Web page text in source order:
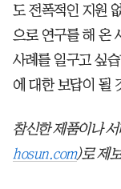
도 전폭적인 지원
으로 연구를 해 온
사례를 일구고 싶
에 대한 보답이 될
참신한 제품이나
hosun.com)로 제